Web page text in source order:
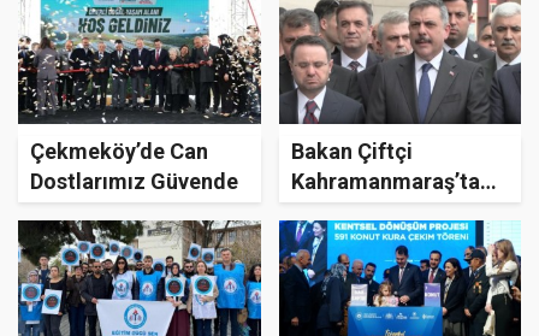
Sürprizi
Hazırlığı
Çekmeköy’de Can
Dostlarımız Güvende
Bakan Çiftçi
Kahramanmaraş’ta
Meydana Gelen
Saldırı İle İlgili Bilgi
Verdi